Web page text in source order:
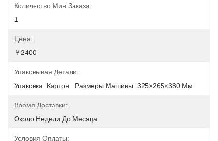
Количество Мин Заказа:
1
Цена:
￥2400
Упаковывая Детали:
Упаковка: Картон   Размеры Машины: 325×265×380 Мм
Время Доставки:
Около Недели До Месяца
Условия Оплаты: